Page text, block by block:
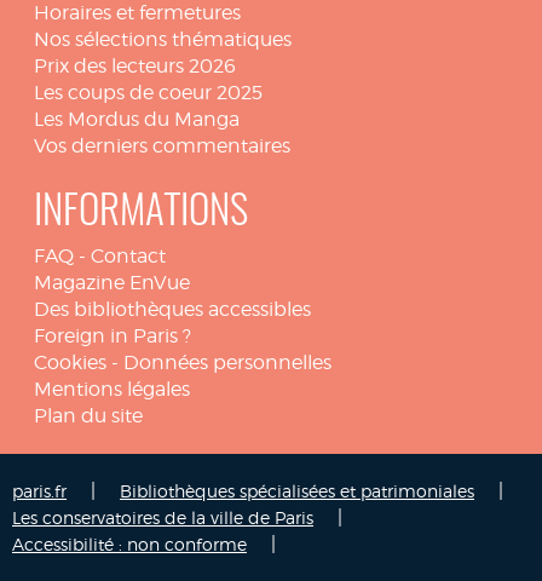
Horaires et fermetures
Nos sélections thématiques
Prix des lecteurs 2026
Les coups de coeur 2025
Les Mordus du Manga
Vos derniers commentaires
INFORMATIONS
FAQ - Contact
Magazine EnVue
Des bibliothèques accessibles
Foreign in Paris ?
Cookies - Données personnelles
Mentions légales
Plan du site
paris.fr Bibliothèques spécialisées et patrimoniales
Les conservatoires de la ville de Paris
Accessibilité : non conforme